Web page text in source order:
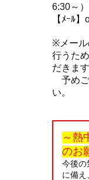
6:30～）
【ﾒｰﾙ
※メール
行うた
だきます
予めご
い。
～熱
のお
今後の
に備え